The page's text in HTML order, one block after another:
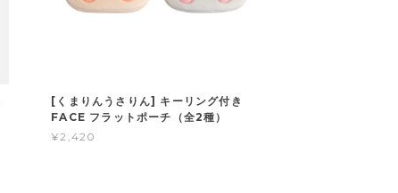
[くまりんうさりん] キーリング付き
FACE フラットポーチ（全2種）
¥2,420